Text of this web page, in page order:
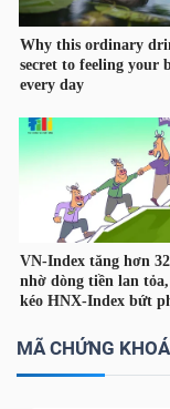
MÃ CHỨNG
THÔNG
TIN
DỊCH
VỤ
TRUYỀN
THÔNG